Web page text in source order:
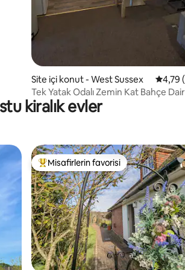
Site içi konut - West Sussex 54,79
Tek Yatak Odalı Zemin Kat Bahçe
kiralık evler
Misafirlerin favorilerinden en
Misafirlerin favorisi